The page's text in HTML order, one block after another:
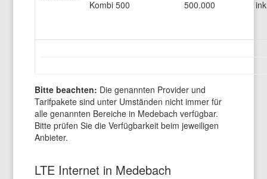
Kombi 500 500.000
Bitte beachten: Die genannten Provider und
Tarifpakete sind unter Umständen nicht immer für
alle genannten Bereiche in Medebach verfügbar.
Bitte prüfen Sie die Verfügbarkeit beim jeweiligen
Anbieter.
LTE Internet in Medebach